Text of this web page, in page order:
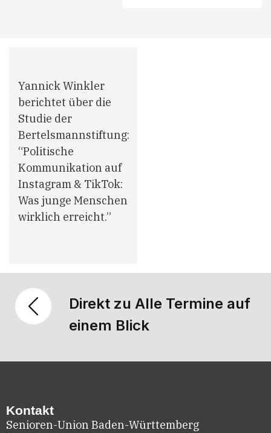
Yannick Winkler
berichtet über die
Studie der
Bertelsmannstiftung:
“Politische
Kommunikation auf
Instagram & TikTok:
Was junge Menschen
wirklich erreicht.”
Direkt zu Alle Termine auf
einem Blick
Kontakt
Senioren-Union Baden-Württemberg